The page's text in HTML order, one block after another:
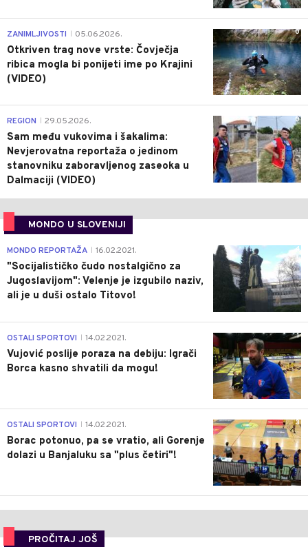
0
ZANIMLJIVOSTI 05.06.2026.
Otkriven trag nove vrste: Čovječja
ribica mogla bi ponijeti ime po Krajini
(VIDEO)
0
REGION 29.05.2026.
Sam među vukovima i šakalima:
Nevjerovatna reportaža o jedinom
stanovniku zaboravljenog zaseoka u
Dalmaciji (VIDEO)
MONDO U SLOVENIJI
4
MONDO REPORTAŽA 16.02.2021.
"Socijalističko čudo nostalgično za
Jugoslavijom": Velenje je izgubilo naziv,
ali je u duši ostalo Titovo!
1
OSTALI SPORTOVI 14.02.2021.
Vujović poslije poraza na debiju: Igrači
Borca kasno shvatili da mogu!
3
OSTALI SPORTOVI 14.02.2021.
Borac potonuo, pa se vratio, ali Gorenje
dolazi u Banjaluku sa "plus četiri"!
PROČITAJ JOŠ